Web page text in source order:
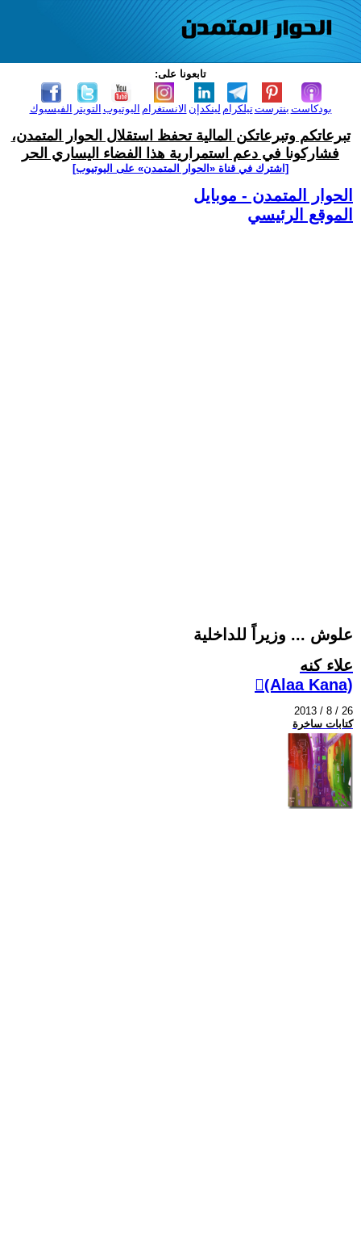
تابعونا على:
الفيسبوك التويتر اليوتيوب الانستغرام لينكدإن تيلكرامبنترست بودكاست
تبرعاتكم وتبرعاتكن المالية تحفظ استقلال الحوار المتمدن،
فشاركونا في دعم استمرارية هذا الفضاء اليساري الحر
[اشترك في قناة ‫«الحوار المتمدن» على اليوتيوب]
الحوار المتمدن - موبايل
الموقع الرئيسي
علوش ... وزيراً للداخلية
علاء كنه
(ِAlaa Kana)
2013 / 8 / 26
كتابات ساخرة